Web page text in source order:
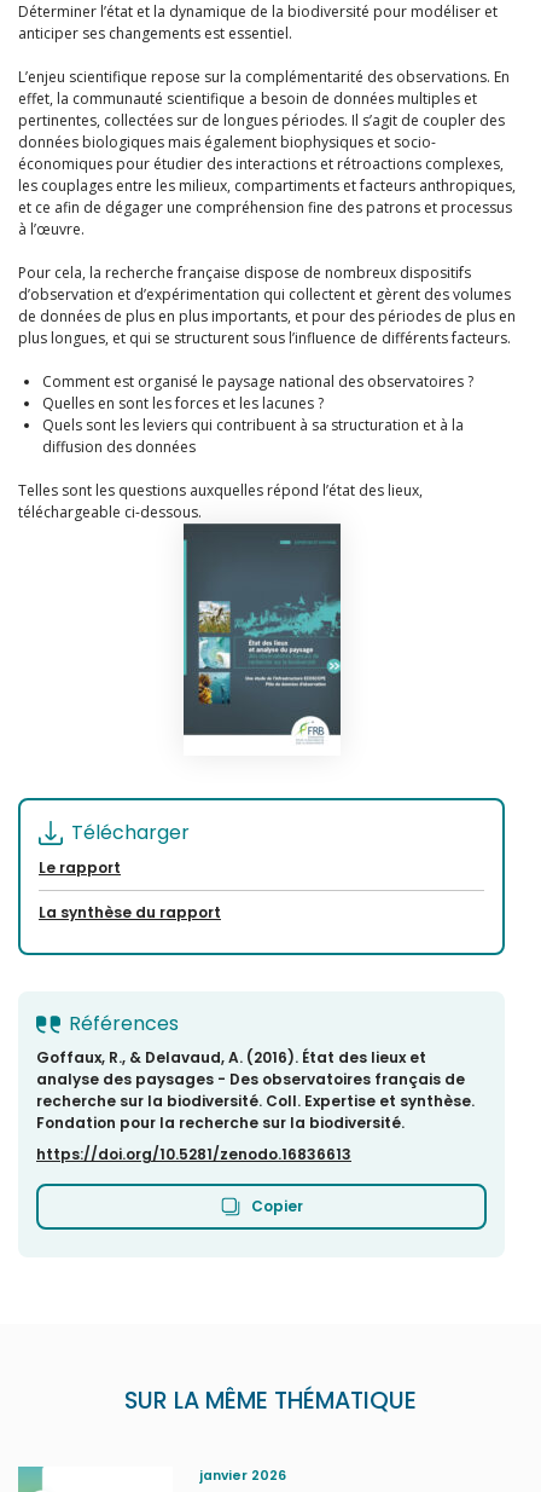
Déterminer l’état et la dynamique de la biodiversité pour modéliser et
anticiper ses changements est essentiel.
L’enjeu scientifique repose sur la complémentarité des observations. En
effet, la communauté scientifique a besoin de données multiples et
pertinentes, collectées sur de longues périodes. Il s’agit de coupler des
données biologiques mais également biophysiques et socio-
économiques pour étudier des interactions et rétroactions complexes,
les couplages entre les milieux, compartiments et facteurs anthropiques,
et ce afin de dégager une compréhension fine des patrons et processus
à l’œuvre.
Pour cela, la recherche française dispose de nombreux dispositifs
d’observation et d’expérimentation qui collectent et gèrent des volumes
de données de plus en plus importants, et pour des périodes de plus en
plus longues, et qui se structurent sous l’influence de différents facteurs.
Comment est organisé le paysage national des observatoires ?
Quelles en sont les forces et les lacunes ?
Quels sont les leviers qui contribuent à sa structuration et à la
diffusion des données
Telles sont les questions auxquelles répond l’état des lieux,
téléchargeable ci-dessous.
Télécharger
Le rapport
La synthèse du rapport
Références
Goffaux, R., & Delavaud, A. (2016). État des lieux et
analyse des paysages - Des observatoires français de
recherche sur la biodiversité. Coll. Expertise et synthèse.
Fondation pour la recherche sur la biodiversité.
https://doi.org/10.5281/zenodo.16836613
Copier
SUR LA MÊME THÉMATIQUE
janvier 2026